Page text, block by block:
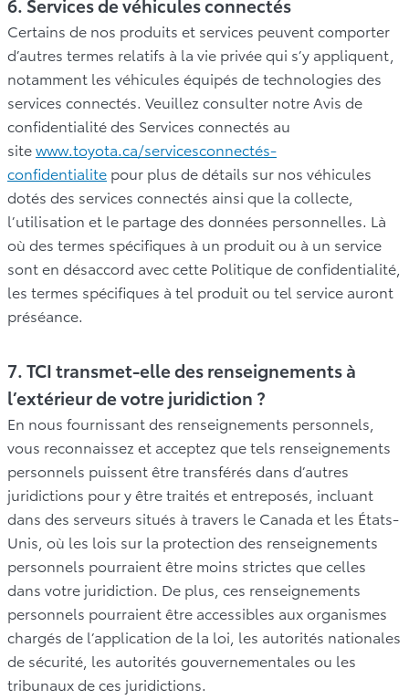
Certains de nos produits et services peuvent comporter
d’autres termes relatifs à la vie privée qui s’y appliquent,
notamment les véhicules équipés de technologies des
services connectés. Veuillez consulter notre Avis de
confidentialité des Services connectés au
sitewww.toyota.ca/servicesconnectés-
confidentialite pour plus de détails sur nos véhicules
dotés des services connectés ainsi que la collecte,
l’utilisation et le partage des données personnelles. Là
où des termes spécifiques à un produit ou à un service
sont en désaccord avec cette Politique de confidentialité,
les termes spécifiques à tel produit ou tel service auront
préséance.
7. TCI transmet-elle des renseignements à
l’extérieur de votre juridiction ?
En nous fournissant des renseignements personnels,
vous reconnaissez et acceptez que tels renseignements
personnels puissent être transférés dans d’autres
juridictions pour y être traités et entreposés, incluant
dans des serveurs situés à travers le Canada et les États-
Unis, où les lois sur la protection des renseignements
personnels pourraient être moins strictes que celles
dans votre juridiction. De plus, ces renseignements
personnels pourraient être accessibles aux organismes
chargés de l’application de la loi, les autorités nationales
de sécurité, les autorités gouvernementales ou les
tribunaux de ces juridictions.